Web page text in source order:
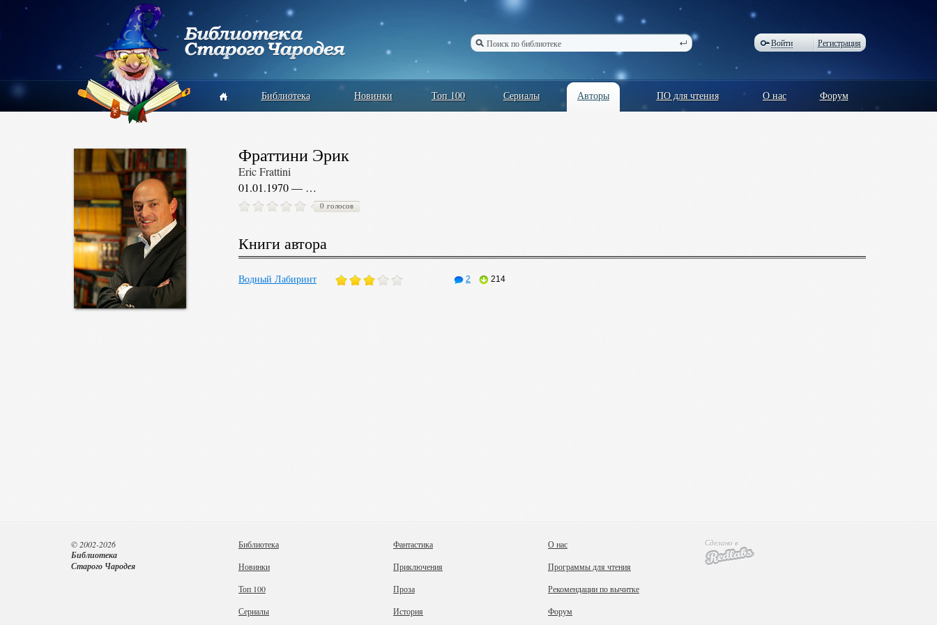
Войти Регистрация
Библиотека Новинки Топ 100 Сериалы Авторы ПО для чтения О нас Форум
Фраттини Эрик
Eric Frattini
01.01.1970 — …
0 голосов
Книги автора
Водный Лабиринт 2 214
Библиотека
Новинки
Топ 100
Сериалы
Фантастика
Приключения
Проза
История
О нас
Программы для чтения
Рекомендации по вычитке
Форум
© 2002-2026
Библиотека
Старого Чародея
Сделано в